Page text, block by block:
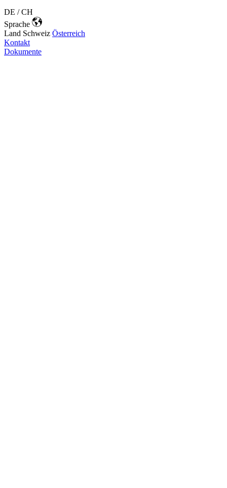
DE / CH
Sprache
Land Schweiz Österreich
Kontakt
Dokumente